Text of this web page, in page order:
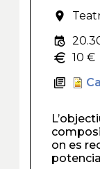
10 €
on es